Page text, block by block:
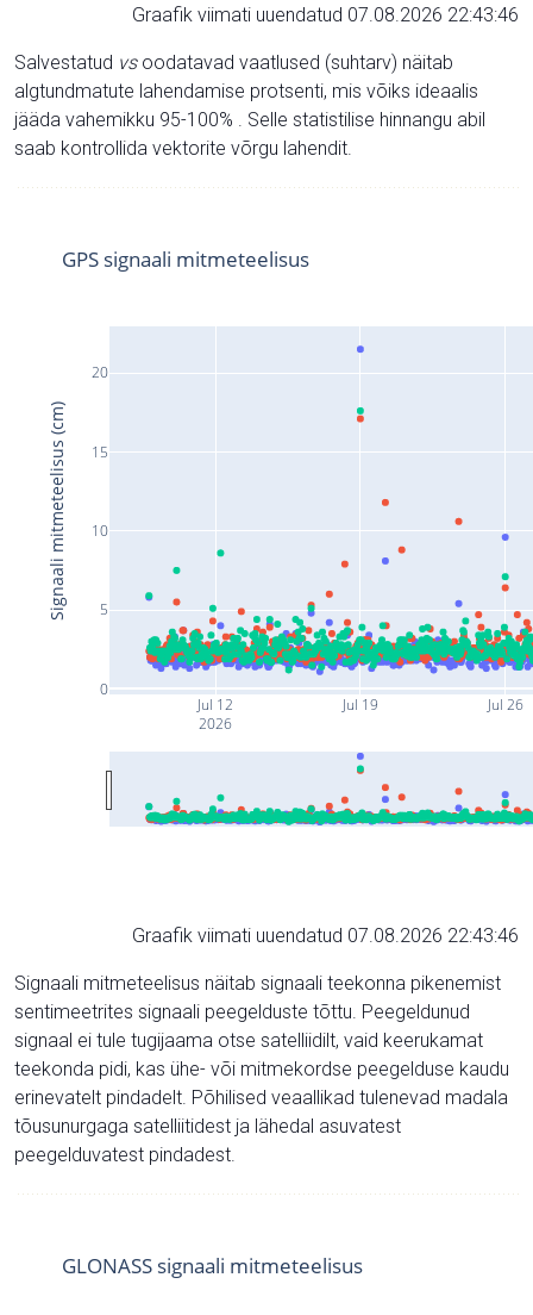
Graafik viimati uuendatud 07.08.2026 22:43:46
Salvestatud vsoodatavad vaatlused (suhtarv) näitab
algtundmatute lahendamise protsenti, mis võiks ideaalis
jääda vahemikku 95-100% . Selle statistilise hinnangu abil
saab kontrollida vektorite võrgu lahendit.
Jul 12
2026
Jul 19 Jul 26
0
5
10
15
20
GPS signaali mitmeteelisus
Signaali mitmeteelisus (cm)
Graafik viimati uuendatud 07.08.2026 22:43:46
Signaali mitmeteelisus näitab signaali teekonna pikenemist
sentimeetrites signaali peegelduste tõttu. Peegeldunud
signaal ei tule tugijaama otse satelliidilt, vaid keerukamat
teekonda pidi, kas ühe- või mitmekordse peegelduse kaudu
erinevatelt pindadelt. Põhilised veaallikad tulenevad madala
tõusunurgaga satelliitidest ja lähedal asuvatest
peegelduvatest pindadest.
GLONASS signaali mitmeteelisus